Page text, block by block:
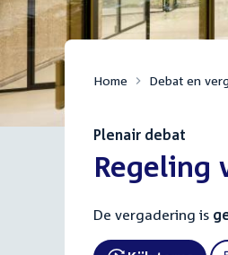
Home Debat en
Plenair debat
:Regeling
De vergadering is